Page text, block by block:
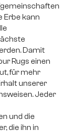
Erbe kann
Damit
Rugs einen
für mehr
unserer
Jeder
und die
die ihn in